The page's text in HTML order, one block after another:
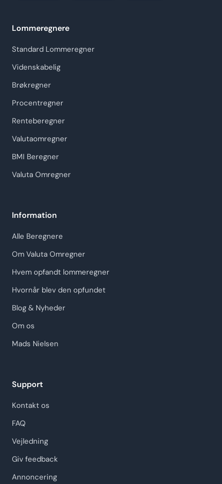
Lommeregnere
Standard Lommeregner
Videnskabelig
Brøkregner
Procentregner
Renteberegner
Valutaomregner
BMI Beregner
Valuta Omregner
Information
Alle Beregnere
Om Valuta Omregner
Hvem opfandt lommeregner
Hvornår blev den opfundet
Blog & Nyheder
Om os
Mads Nielsen
Support
Kontakt os
FAQ
Vejledning
Giv feedback
Annoncering